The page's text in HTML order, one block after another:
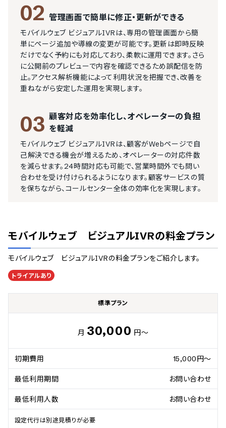
02 管理画面で簡単に修正・更新ができる
モバイルウェブ ビジュアルIVRは、専用の管理画面から簡
単にページ追加や導線の変更が可能です。更新は即時反映
だけでなく予約にも対応しており、柔軟に運用できます。さら
に公開前のプレビューで内容を確認できるため誤配信を防
止。アクセス解析機能によって利用状況を把握でき、改善を
重ねながら安定した運用を実現します。
03 顧客対応を効率化し、オペレーターの負担
を軽減
モバイルウェブ ビジュアルIVRは、顧客がWebページで自
己解決できる機会が増えるため、オペレーターの対応件数
を減らせます。24時間対応も可能で、営業時間外でも問い
合わせを受け付けられるようになります。顧客サービスの質
を保ちながら、コールセンター全体の効率化を実現します。
モバイルウェブ ビジュアルIVRの料金プラン
モバイルウェブ ビジュアルIVRの料金プランをご紹介します。
トライアルあり
標準プラン
月 30,000 円～
初期費用 15,000円～
最低利用期間 お問い合わせ
最低利用人数 お問い合わせ
設定代行は別途見積りが必要